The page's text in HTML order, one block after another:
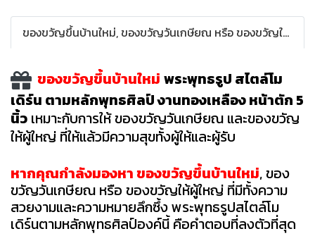
ของขวัญขึ้นบ้านใหม่, ของขวัญวันเกษียณ หรือ ของขวัญให้ผู้ใหญ่
ของขวัญขึ้นบ้านใหม่ พระพุทธรูป สไตล์โม
เดิร์น ตามหลักพุทธศิลป์ งานทองเหลือง หน้าตัก 5
นิ้ว เหมาะกับการให้ ของขวัญวันเกษียณ และของขวัญ
ให้ผู้ใหญ่ ที่ให้แล้วมีความสุขทั้งผู้ให้และผู้รับ
หากคุณกำลังมองหา ของขวัญขึ้นบ้านใหม่, ของ
ขวัญวันเกษียณ หรือ ของขวัญให้ผู้ใหญ่ ที่มีทั้งความ
สวยงามและความหมายลึกซึ้ง พระพุทธรูปสไตล์โม
เดิร์นตามหลักพุทธศิลป์องค์นี้ คือคำตอบที่ลงตัวที่สุด